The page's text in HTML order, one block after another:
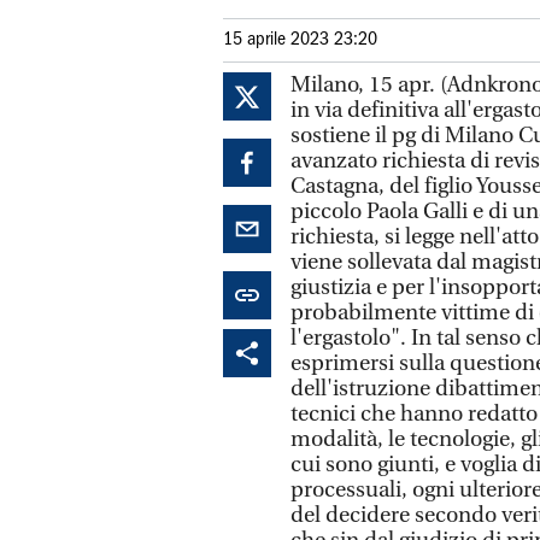
15 aprile 2023 23:20
Milano, 15 apr. (Adnkronos) - Olindo Romano e Rosa Bazzi, condannati in via definitiva all'ergastolo per la strage di Erba, sono innocenti. Lo sostiene il pg di Milano Cuno Tarfusser che, su input della difesa, ha avanzato richiesta di revisione del processo per la morte di Raffaella Castagna, del figlio Youssef Marzouk di soli 2 anni, della nonna del piccolo Paola Galli e di una vicina di casa Valeria Cherubini. Una richiesta, si legge nell'atto di 58 pagine in possesso dell'Adnkronos, che viene sollevata dal magistrato "in tutta coscienza, per amore di verità e di giustizia e per l'insopportabilità del pensiero che due persone, probabilmente vittime di errore giudiziario, stiano scontando l'ergastolo". In tal senso chiede che la corte d'Appello di Brescia, titolata a esprimersi sulla questione, voglia procedere alla rinnovazione dell'istruzione dibattimentale mediante, "l'esame dei 57 consulenti tecnici che hanno redatto e sottoscritto le consulenze tecniche sulle modalità, le tecnologie, gli accertamenti da loro effettuati e sui risultati cui sono giunti, e voglia disporre, previa acquisizione degli atti processuali, ogni ulteriore accertamento ritenuto utile e necessario ai fini del decidere secondo verità e giustizia". "Moltissimi erano gli elementi che sin dal giudizio di primo grado sarebbero stati idonei, se solo valutati dai giudici, a giudicare inattendibile la prova del 'riconoscimento', fortemente dubbia la prova della 'macchia di sangue' e indotte, con modalità che definire poco ortodosse è fare esercizio di eufemismo, le 'confessioni', trattate invece alla stregua di prove regine" scrive il sostituto procuratore della corte d'appello di Milano. "Oggi, a distanza di oltre 17 anni, la scienza - se auspicabilmente ammessa a farlo nel giudizio rescissorio - è fortunatamente in grado di fornire da sola, ma soprattutto in unione alle numerose criticità in atti e non in atti, comunque mai valutati, quelle certezze scientifiche idonee a fare sgretolare i tre pilastri probatori su cui fondano la condanna all'ergastolo di Olindo Romano e Rosa Bazzi" si legge nel documento. Il contesto in cui le tre prove, riconoscimento da parte del testimone oculare Mario Frigerio e macchia di sangue trovata sul battitacco dell'auto di Olindo Romano, prima e le confessioni (di Olindo e della moglie Rosa Bazzi), successivamente, sono maturate è, scrive il pg di Milano Cuno Tarfusser, "un contesto che definire 'malato' è fare esercizio di eufemismo". "Si tratta di considerazioni e di osservazioni che, se approfondite e valutate, avrebbero già sin dal giudizio di primo grado potuto portare a un diverso esito processuale, ma che oggi probabilmente da sole non avrebbero la forza necessaria per infrangere il giudicato", si legge nel documento di 58 pagine. "Esse però sono in grado di tracciare un netto punto di partenza, la base, su cui si innestano gli accertamenti tecnico-scientifici che attraverso tecniche e metodologie nuove e più sofisticate valutate unitamente agli elementi già in atti, valutati e non valutati, dimostrano che gli imputati devono essere prosciolti". La richiesta di revisione sulla strage di Erba, proposta dal pg di Milano Cuno Tarfusser, è legata a due delle quattro ipotesi, previste dall'articolo 630 del codice di procedura penale, ovvero, "la scoperta di 'nuove prove' successivamente alla condanna tale da dimostrare che i condannati debbano essere prosciolti (lettera c) e quella, in parte discendente quale